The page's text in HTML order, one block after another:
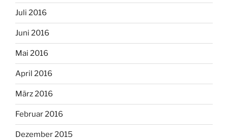
Juli 2016
Juni 2016
Mai 2016
April 2016
März 2016
Februar 2016
Dezember 2015